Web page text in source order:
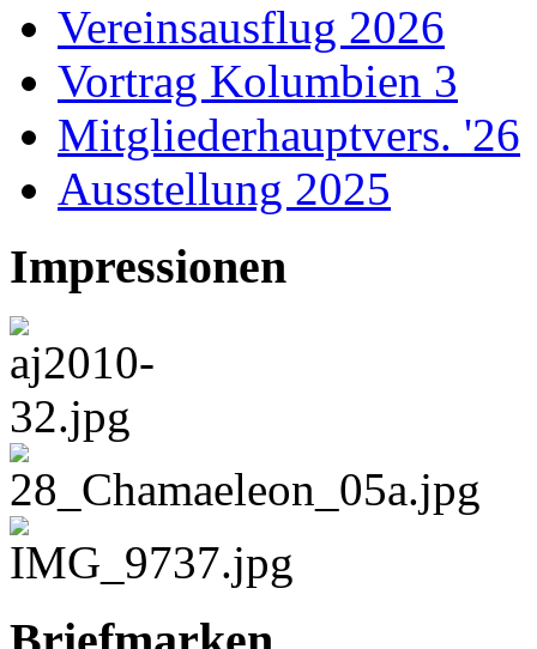
Vereinsausflug 2026
Vortrag Kolumbien 3
Mitgliederhauptvers. '26
Ausstellung 2025
Impressionen